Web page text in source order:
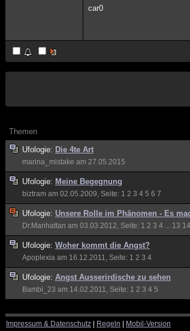
car0
Themen
Ufologie: Die 4te Art
marina_mistake am 27.05.2015
Ufologie: Meine Begegnung
biztram am 02.05.2009, Seite: 1 2 3 4 5 6 7
Ufologie: Unsere Rolle im Phänomen - Es
Dr.Manhattan am 03.03.2012, Seite: 1 2 3 4 13 14
Ufologie: Woher kommt die Angst?
Apoplexia am 16.12.2011, Seite: 1 2 3 4
Ufologie: Angst Ausserirdische zu sehen
Bambi_23 am 14.02.2011, Seite: 1 2 3 4 5
Impressum & Datenschutz Regeln Mobil-Version